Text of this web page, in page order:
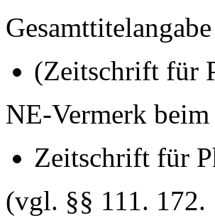
(Zeitschrift für
NE-Vermerk
Zeitschrift für
(vgl. §§ 111. 172.